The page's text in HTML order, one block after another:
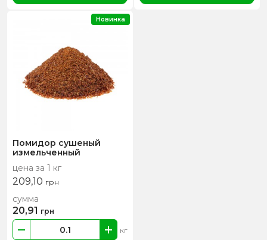
Помидор сушеный
измельченный
цена за 1 кг
209,10 грн
кг
сумма
20,91 грн
Новинка